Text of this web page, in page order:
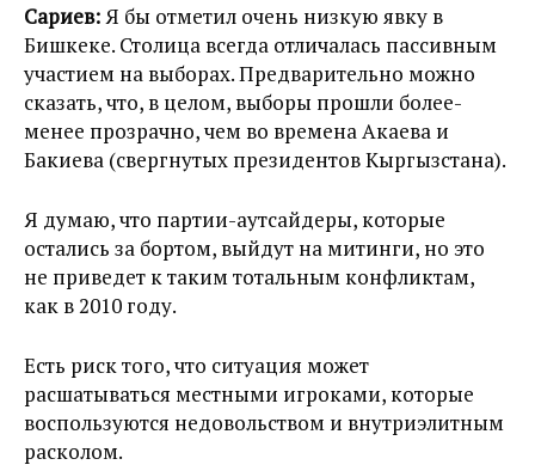
Сариев: Я бы отметил очень низкую явку в
Бишкеке. Столица всегда отличалась пассивным
участием на выборах. Предварительно можно
сказать, что, в целом, выборы прошли более-
менее прозрачно, чем во времена Акаева и
Бакиева (свергнутых президентов Кыргызстана).
Я думаю, что партии-аутсайдеры, которые
остались за бортом, выйдут на митинги, но это
не приведет к таким тотальным конфликтам,
как в 2010 году.
Есть риск того, что ситуация может
расшатываться местными игроками, которые
воспользуются недовольством и внутриэлитным
расколом.